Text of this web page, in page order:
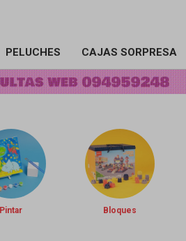
PELUCHES CAJAS SORPRESA
Pintar Bloques